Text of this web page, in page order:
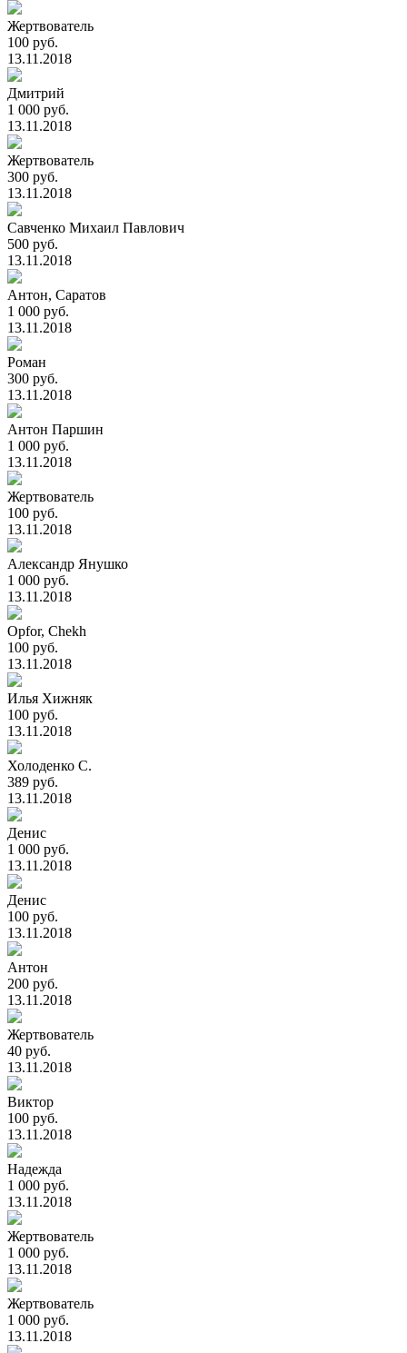
Жертвователь
100 руб.
13.11.2018
Дмитрий
1 000 руб.
13.11.2018
Жертвователь
300 руб.
13.11.2018
Савченко Михаил Павлович
500 руб.
13.11.2018
Антон, Саратов
1 000 руб.
13.11.2018
Роман
300 руб.
13.11.2018
Антон Паршин
1 000 руб.
13.11.2018
Жертвователь
100 руб.
13.11.2018
Александр Янушко
1 000 руб.
13.11.2018
Opfor, Chekh
100 руб.
13.11.2018
Илья Хижняк
100 руб.
13.11.2018
Холоденко С.
389 руб.
13.11.2018
Денис
1 000 руб.
13.11.2018
Денис
100 руб.
13.11.2018
Антон
200 руб.
13.11.2018
Жертвователь
40 руб.
13.11.2018
Виктор
100 руб.
13.11.2018
Надежда
1 000 руб.
13.11.2018
Жертвователь
1 000 руб.
13.11.2018
Жертвователь
1 000 руб.
13.11.2018